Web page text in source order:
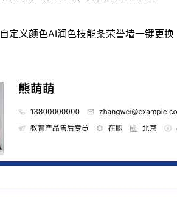
自定义颜色AI润色技能条荣誉墙一键更换